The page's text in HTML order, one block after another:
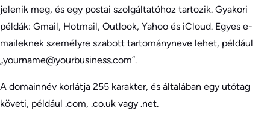
jelenik meg, és egy postai szolgáltatóhoz tartozik. Gyakori
példák: Gmail, Hotmail, Outlook, Yahoo és iCloud. Egyes e-
maileknek személyre szabott tartományneve lehet, például
„yourname@yourbusiness.com”.
A domainnév korlátja 255 karakter, és általában egy utótag
követi, például .com, .co.uk vagy .net.